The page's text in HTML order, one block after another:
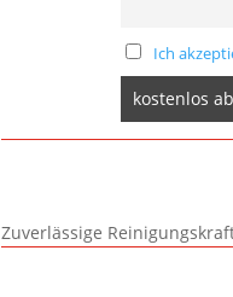
Ich
Zuverlässige